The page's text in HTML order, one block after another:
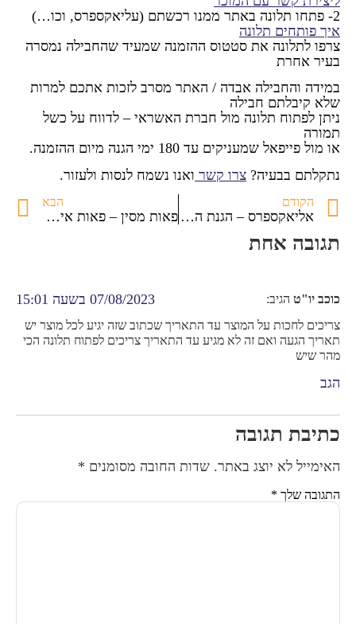
2- פתחו תלונה באתר ממנו רכשתם (עליאקספרס, וכו…)
איך פותחים תלונה
צרפו לתלונה את סטטוס ההזמנה שמעיד שהחבילה נמסרה
בעיר אחרת
במידה והחבילה אבדה / האתר מסרב לזכות אתכם למרות
שלא קיבלתם חבילה
ניתן לפתוח תלונה מול חברת האשראי – לדווח על כשל
תמורה
או מול פייפאל שמעניקים עד 180 ימי הגנה מיום ההזמנה.
נתקלתם בבעיה? צרו קשר ואנו נשמח לנסות ולעזור.
הקודם
אליאקספרס – הגנת הצרכן הAliExspress
הבא
פאות מסין – פאות איכותיות בהזמנה אישית -הסבר והדרכה
תגובה אחת
כוכב יו"ט הגיב: 07/08/2023 בשעה 15:01
צריכים לחכות על המוצר עד התאריך שכתוב שזה יגיע לכל מוצר יש
תאריך הגעה ואם זה לא מגיע עד התאריך צריכים לפתוח תלונה הכי
מהר שיש
הגב
כתיבת תגובה
האימייל לא יוצג באתר. שדות החובה מסומנים *
התגובה שלך *